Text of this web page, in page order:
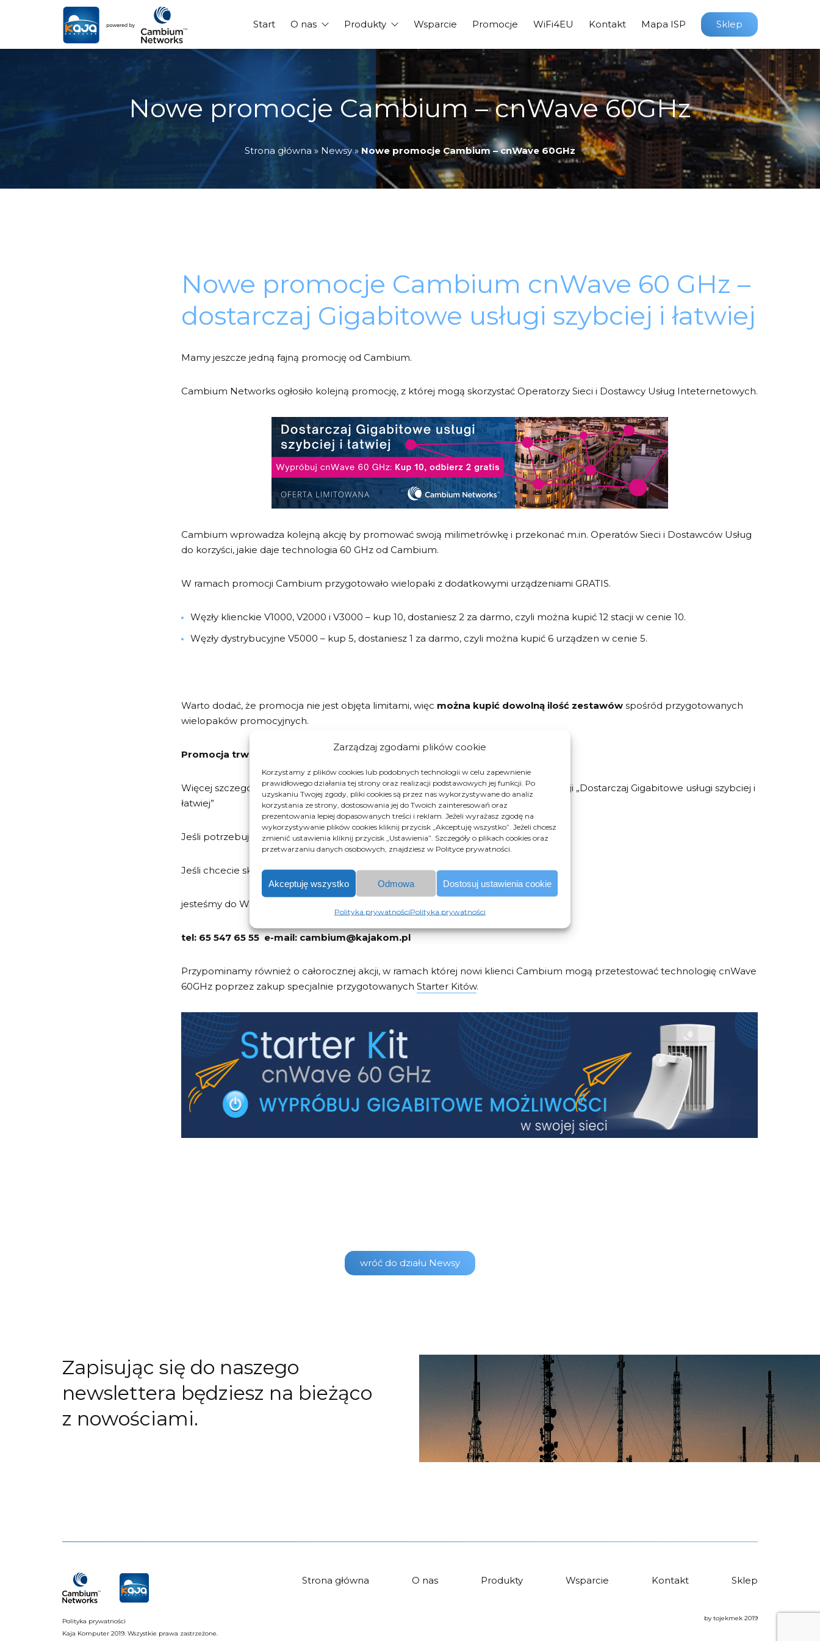
Zarządzaj zgodami plików cookie
Korzystamy z plików cookies lub podobnych technologii w celu zapewnienie
prawidłowego działania tej strony oraz realizacji podstawowych jej funkcji. Po
uzyskaniu Twojej zgody, pliki cookies są przez nas wykorzystywane do analiz
korzystania ze strony, dostosowania jej do Twoich zainteresowań oraz
prezentowania lepiej dopasowanych treści i reklam. Jeżeli wyrażasz zgodę na
wykorzystywanie plików cookies kliknij przycisk „Akceptuję wszystko”. Jeżeli chcesz
zmienić ustawienia kliknij przycisk „Ustawienia”. Szczegóły o plikach cookies oraz
przetwarzaniu danych osobowych, znajdziesz w Polityce prywatności.
Akceptuję wszystko Odmowa Dostosuj ustawienia cookie
Polityka prywatnościPolityka prywatności
Start O nas Produkty Wsparcie Promocje WiFi4EU Kontakt Mapa ISP Sklep
Nowe promocje Cambium – cnWave 60GHz
Strona główna » Newsy» Nowe promocje Cambium – cnWave 60GHz
Nowe promocje Cambium cnWave 60 GHz –
dostarczaj Gigabitowe usługi szybciej i łatwiej
Mamy jeszcze jedną fajną promocję od Cambium.
Cambium Networks ogłosiło kolejną promocję, z której mogą skorzystać Operatorzy Sieci i Dostawcy Usług Inteternetowych.
Cambium wprowadza kolejną akcję by promować swoją milimetrówkę i przekonać m.in. Operatów Sieci i Dostawców Usług
do korzyści, jakie daje technologia 60 GHz od Cambium.
W ramach promocji Cambium przygotowało wielopaki z dodatkowymi urządzeniami GRATIS.
Węzły klienckie V1000, V2000 i V3000 – kup 10, dostaniesz 2 za darmo, czyli można kupić 12 stacji w cenie 10.
Węzły dystrybucyjne V5000 – kup 5, dostaniesz 1 za darmo, czyli można kupić 6 urządzen w cenie 5.
Warto dodać, że promocja nie jest objęta limitami, więc można kupić dowolną ilość zestawów spośród przygotowanych
wielopaków promocyjnych.
Promocja trwa do 30 czerwca 2023 roku.
Więcej szczegółów o nowej promocji cnWave 60 GHz znajdziecie na stronie promocji „Dostarczaj Gigabitowe usługi szybciej i
łatwiej”
Jeśli potrzebujecie więcej informacji o promocjach lub technologii cnWave 60 GHz
Jeśli chcecie skorzystać z promocyjnych zestawów ePMP
jesteśmy do Waszej dyspozycji:
tel: 65 547 65 55 e-mail: cambium@kajakom.pl
Przypominamy również o całorocznej akcji, w ramach której nowi klienci Cambium mogą przetestować technologię cnWave
60GHz poprzez zakup specjalnie przygotowanych Starter Kitów.
wróć do działu Newsy
Zapisując się do naszego
newslettera będziesz na bieżąco
z nowościami.
Strona główna O nas Produkty Wsparcie Kontakt Sklep
Polityka prywatności
Kaja Komputer 2019. Wszystkie prawa zastrzeżone.
by tojekmek 2019